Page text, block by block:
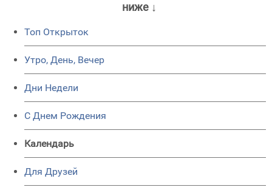
ниже ↓
Топ Открыток
Утро, День, Вечер
Дни Недели
C Днем Рождения
Календарь
Для Друзей